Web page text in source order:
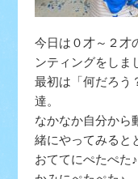
今日は０才～２才
ンティングをしま
最初は「何だろう
達。
なかなか自分から
緒にやってみると
おててにぺたぺた♪